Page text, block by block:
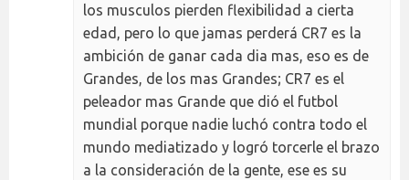
los musculos pierden flexibilidad a cierta
edad, pero lo que jamas perderá CR7 es la
ambición de ganar cada dia mas, eso es de
Grandes, de los mas Grandes; CR7 es el
peleador mas Grande que dió el futbol
mundial porque nadie luchó contra todo el
mundo mediatizado y logró torcerle el brazo
a la consideración de la gente, ese es su